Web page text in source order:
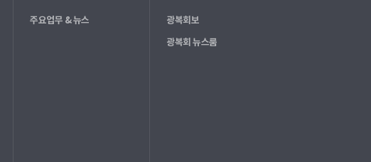
주요업무 & 뉴스
광복회보
광복회 뉴스룸